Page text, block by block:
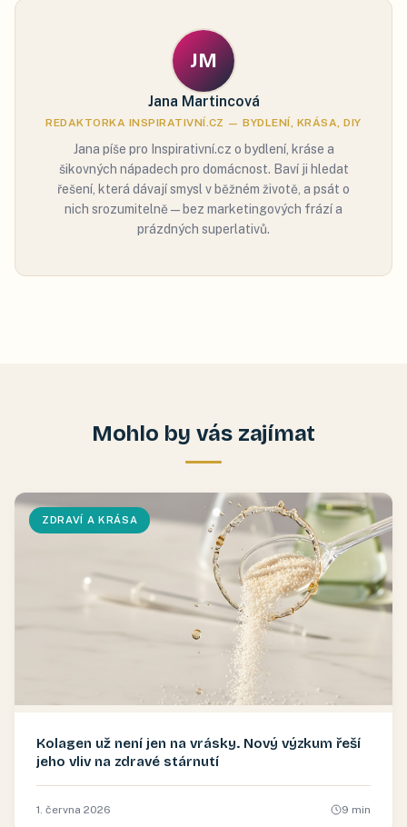
JM
Jana Martincová
REDAKTORKA INSPIRATIVNÍ.CZ — BYDLENÍ, KRÁSA, DIY
Jana píše pro Inspirativní.cz o bydlení, kráse a
šikovných nápadech pro domácnost. Baví ji hledat
řešení, která dávají smysl v běžném životě, a psát o
nich srozumitelně — bez marketingových frází a
prázdných superlativů.
Mohlo by vás zajímat
ZDRAVÍ A KRÁSA
Kolagen už není jen na vrásky. Nový výzkum řeší
jeho vliv na zdravé stárnutí
1. června 2026 9 min